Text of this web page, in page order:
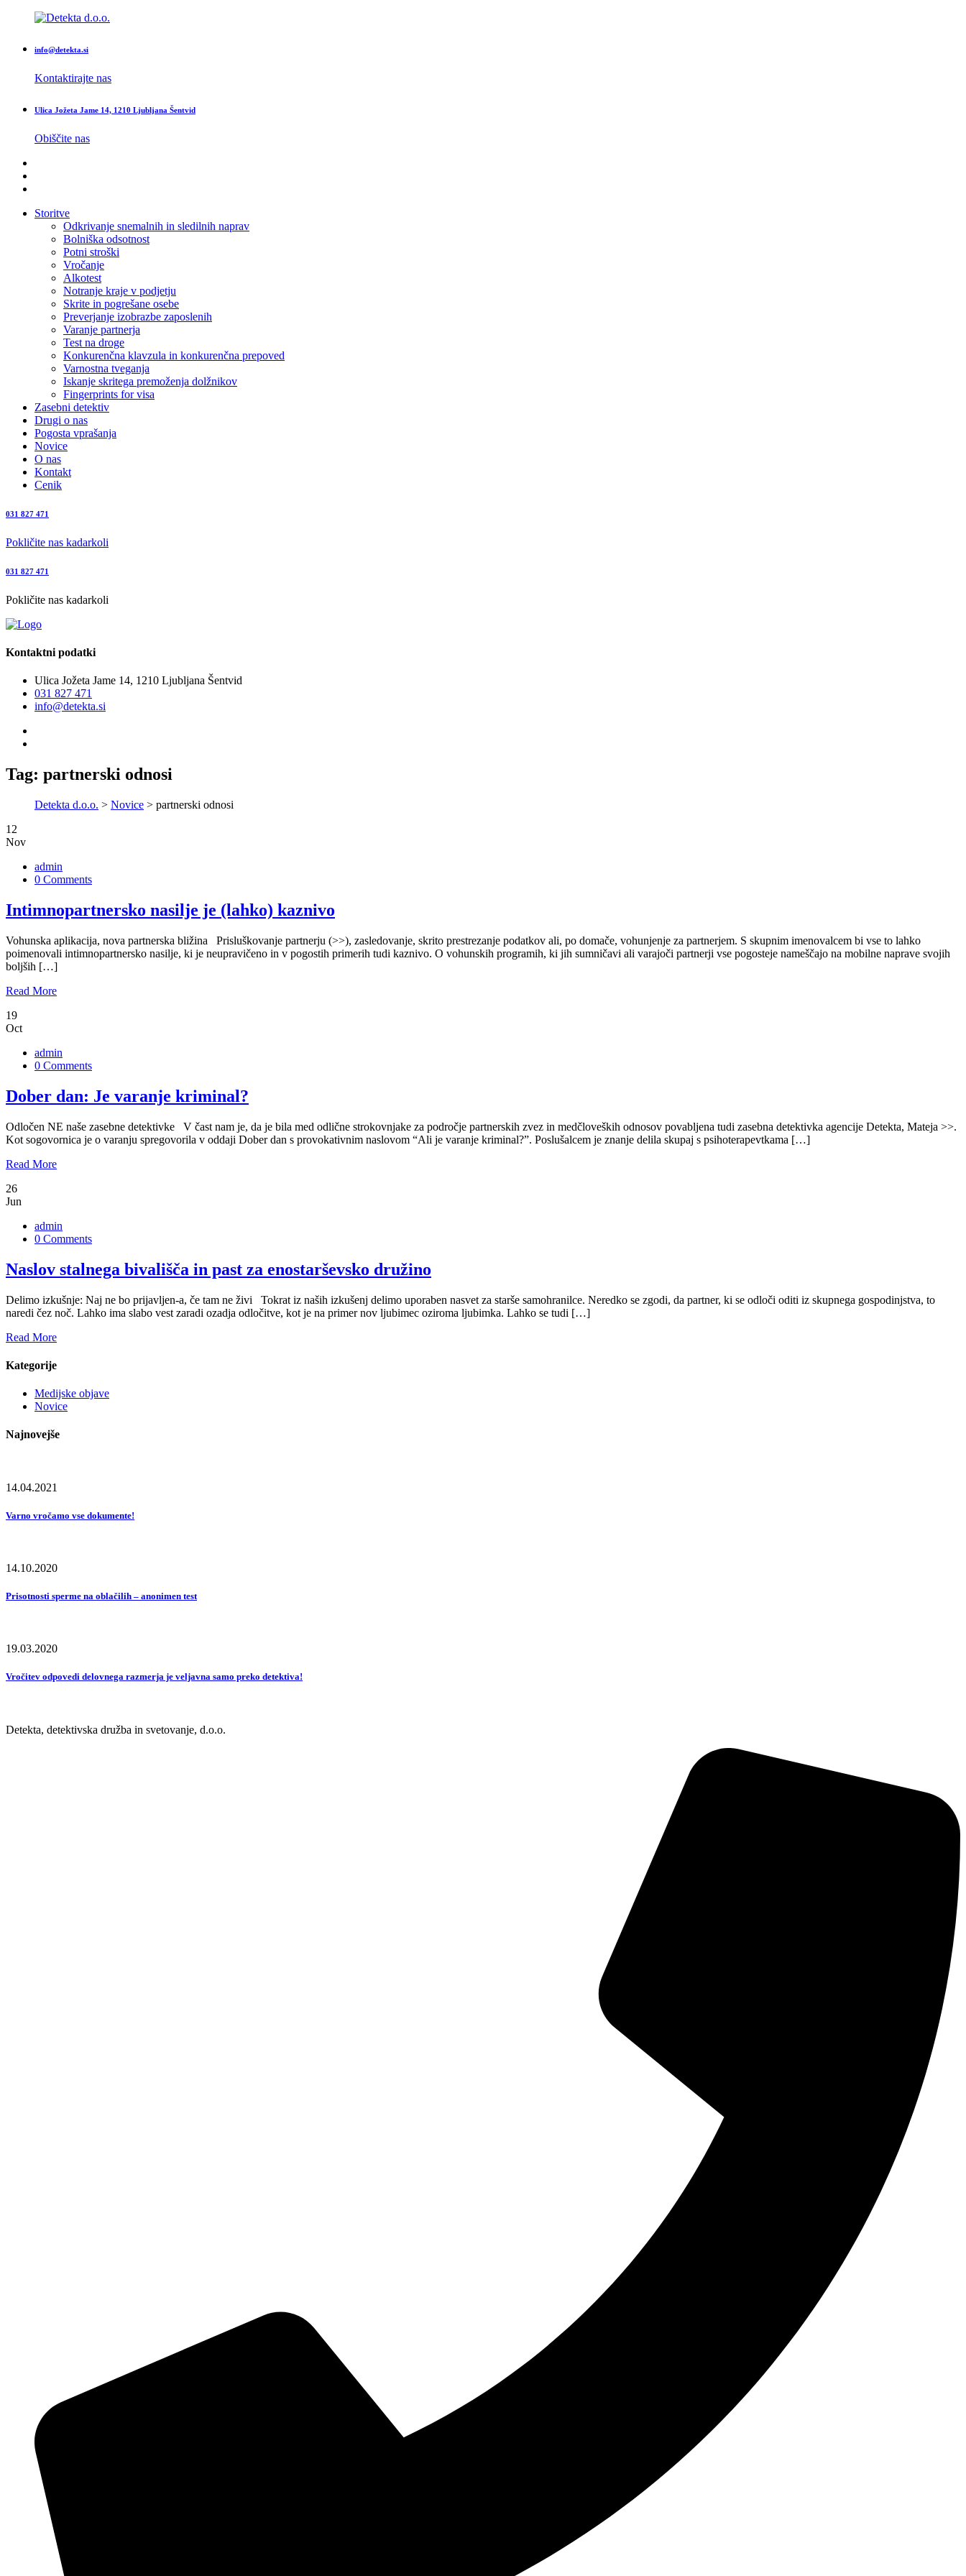
info@detekta.si
Kontaktirajte nas
Ulica Jožeta Jame 14, 1210 Ljubljana Šentvid
Obiščite nas
Storitve
Odkrivanje snemalnih in sledilnih naprav
Bolniška odsotnost
Potni stroški
Vročanje
Alkotest
Notranje kraje v podjetju
Skrite in pogrešane osebe
Preverjanje izobrazbe zaposlenih
Varanje partnerja
Test na droge
Konkurenčna klavzula in konkurenčna prepoved
Varnostna tveganja
Iskanje skritega premoženja dolžnikov
Fingerprints for visa
Zasebni detektiv
Drugi o nas
Pogosta vprašanja
Novice
O nas
Kontakt
Cenik
031 827 471
Pokličite nas kadarkoli
031 827 471
Pokličite nas kadarkoli
Kontaktni podatki
Ulica Jožeta Jame 14, 1210 Ljubljana Šentvid
031 827 471
info@detekta.si
Tag: partnerski odnosi
Detekta d.o.o. > Novice > partnerski odnosi
12
Nov
admin
0 Comments
Intimnopartnersko nasilje je (lahko) kaznivo
Vohunska aplikacija, nova partnerska bližina Prisluškovanje partnerju (>>), zasledovanje, skrito prestrezanje podatkov ali, po domače, vohunjenje za partnerjem. S skupnim imenovalcem bi vse to lahko
poimenovali intimnopartnersko nasilje, ki je neupravičeno in v pogostih primerih tudi kaznivo. O vohunskih programih, ki jih sumničavi ali varajoči partnerji vse pogosteje nameščajo na mobilne naprave svojih
boljših […]
Read More
19
Oct
admin
0 Comments
Dober dan: Je varanje kriminal?
Odločen NE naše zasebne detektivke V čast nam je, da je bila med odlične strokovnjake za področje partnerskih zvez in medčloveških odnosov povabljena tudi zasebna detektivka agencije Detekta, Mateja >>.
Kot sogovornica je o varanju spregovorila v oddaji Dober dan s provokativnim naslovom “Ali je varanje kriminal?”. Poslušalcem je znanje delila skupaj s psihoterapevtkama […]
Read More
26
Jun
admin
0 Comments
Naslov stalnega bivališča in past za enostarševsko družino
Delimo izkušnje: Naj ne bo prijavljen-a, če tam ne živi Tokrat iz naših izkušenj delimo uporaben nasvet za starše samohranilce. Neredko se zgodi, da partner, ki se odloči oditi iz skupnega gospodinjstva, to
naredi čez noč. Lahko ima slabo vest zaradi ozadja odločitve, kot je na primer nov ljubimec oziroma ljubimka. Lahko se tudi […]
Read More
Kategorije
Medijske objave
Novice
Najnovejše
14.04.2021
Varno vročamo vse dokumente!
14.10.2020
Prisotnosti sperme na oblačilih – anonimen test
19.03.2020
Vročitev odpovedi delovnega razmerja je veljavna samo preko detektiva!
Detekta, detektivska družba in svetovanje, d.o.o.